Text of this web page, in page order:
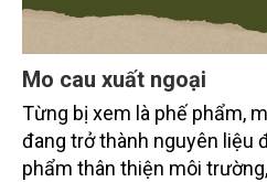
Mo cau xuất ngoại
Từng bị xem là phế phẩm,
đang trở thành nguyên liệu
phẩm thân thiện môi